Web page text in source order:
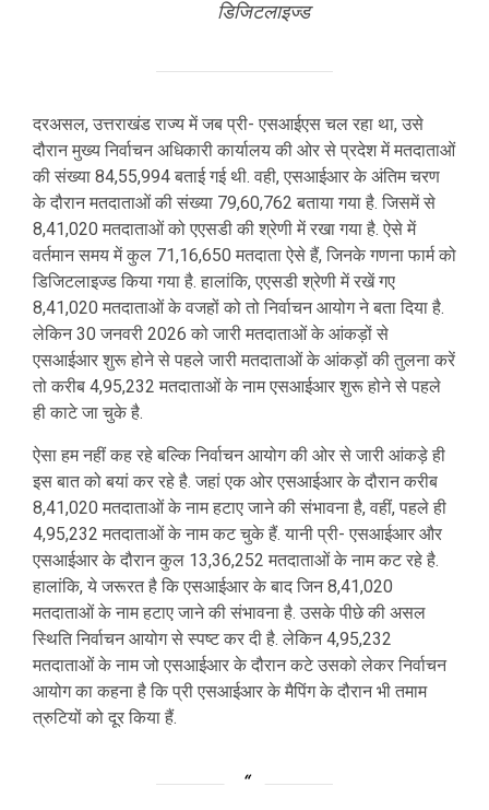
डिजिटलाइज्ड
दरअसल, उत्तराखंड राज्य में जब प्री- एसआईएस चल रहा था, उसे
दौरान मुख्य निर्वाचन अधिकारी कार्यालय की ओर से प्रदेश में मतदाताओं
की संख्या 84,55,994 बताई गई थी. वही, एसआईआर के अंतिम चरण
के दौरान मतदाताओं की संख्या 79,60,762 बताया गया है. जिसमें से
8,41,020 मतदाताओं को एएसडी की श्रेणी में रखा गया है. ऐसे में
वर्तमान समय में कुल 71,16,650 मतदाता ऐसे हैं, जिनके गणना फार्म को
डिजिटलाइज्ड किया गया है. हालांकि, एएसडी श्रेणी में रखें गए
8,41,020 मतदाताओं के वजहों को तो निर्वाचन आयोग ने बता दिया है.
लेकिन 30 जनवरी 2026 को जारी मतदाताओं के आंकड़ों से
एसआईआर शुरू होने से पहले जारी मतदाताओं के आंकड़ों की तुलना करें
तो करीब 4,95,232 मतदाताओं के नाम एसआईआर शुरू होने से पहले
ही काटे जा चुके है.
ऐसा हम नहीं कह रहे बल्कि निर्वाचन आयोग की ओर से जारी आंकड़े ही
इस बात को बयां कर रहे है. जहां एक ओर एसआईआर के दौरान करीब
8,41,020 मतदाताओं के नाम हटाए जाने की संभावना है, वहीं, पहले ही
4,95,232 मतदाताओं के नाम कट चुके हैं. यानी प्री- एसआईआर और
एसआईआर के दौरान कुल 13,36,252 मतदाताओं के नाम कट रहे है.
हालांकि, ये जरूरत है कि एसआईआर के बाद जिन 8,41,020
मतदाताओं के नाम हटाए जाने की संभावना है. उसके पीछे की असल
स्थिति निर्वाचन आयोग से स्पष्ट कर दी है. लेकिन 4,95,232
मतदाताओं के नाम जो एसआईआर के दौरान कटे उसको लेकर निर्वाचन
आयोग का कहना है कि प्री एसआईआर के मैपिंग के दौरान भी तमाम
त्रुटियों को दूर किया हैं.